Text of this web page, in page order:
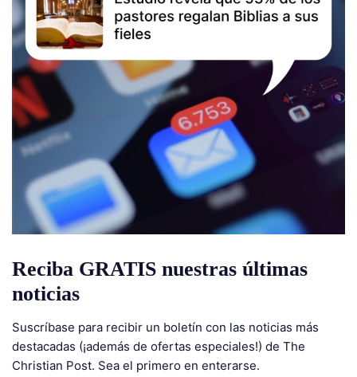
Reciba GRATIS nuestras últimas
noticias
Suscríbase para recibir un boletín con las noticias más
destacadas (¡además de ofertas especiales!) de The
Christian Post. Sea el primero en enterarse.